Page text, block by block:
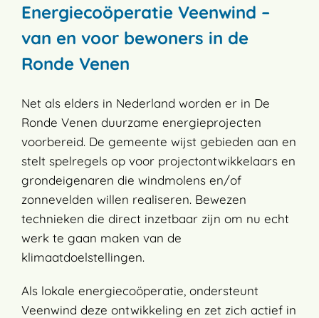
Energiecoöperatie Veenwind –
van en voor bewoners in de
Ronde Venen
Net als elders in Nederland worden er in De
Ronde Venen duurzame energieprojecten
voorbereid. De gemeente wijst gebieden aan en
stelt spelregels op voor projectontwikkelaars en
grondeigenaren die windmolens en/of
zonnevelden willen realiseren. Bewezen
technieken die direct inzetbaar zijn om nu echt
werk te gaan maken van de
klimaatdoelstellingen.
Als lokale energiecoöperatie, ondersteunt
Veenwind deze ontwikkeling en zet zich actief in